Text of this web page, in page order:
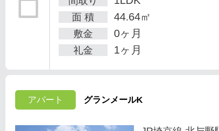
面 積 44.64㎡
敷金 0ヶ月
礼金 1ヶ月
アパート グランメールK